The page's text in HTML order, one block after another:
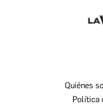
Quiénes
Política